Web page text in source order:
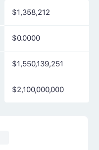
$1,358,212
$0.0000
$1,550,139,251
$2,100,000,000